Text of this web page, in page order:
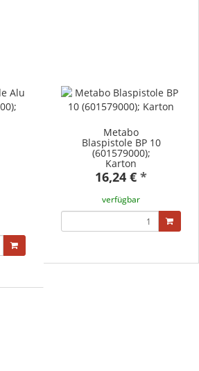
Metabo
Blaspistole BP 10
(601579000);
Karton
16,24 € *
verfügbar